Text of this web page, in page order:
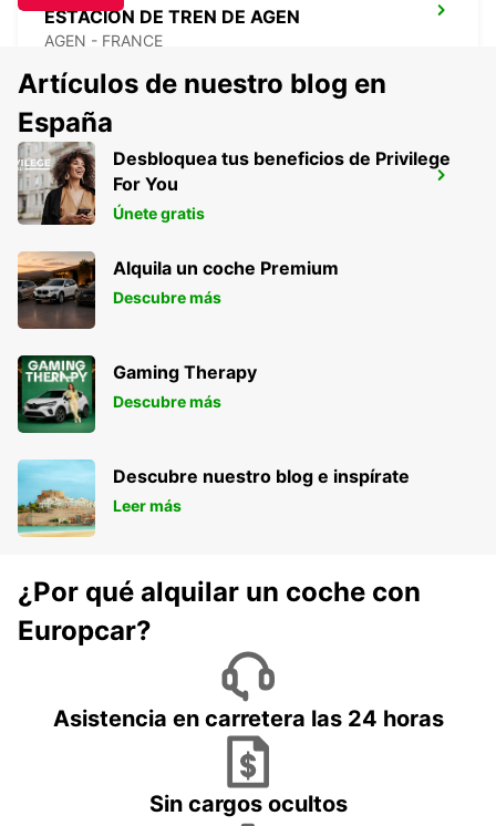
ESTACIÓN DE TREN DE AGEN
AGEN - FRANCE
AGEN
AGEN - FRANCE
Artículos de nuestro blog en
España
Desbloquea tus beneficios de Privilege
For You
Únete gratis
Alquila un coche Premium
Descubre más
Gaming Therapy
Descubre más
Descubre nuestro blog e inspírate
Leer más
¿Por qué alquilar un coche con
Europcar?
Asistencia en carretera las 24 horas
Sin cargos ocultos